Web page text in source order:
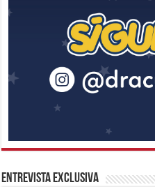
Entrevista Exclusiva